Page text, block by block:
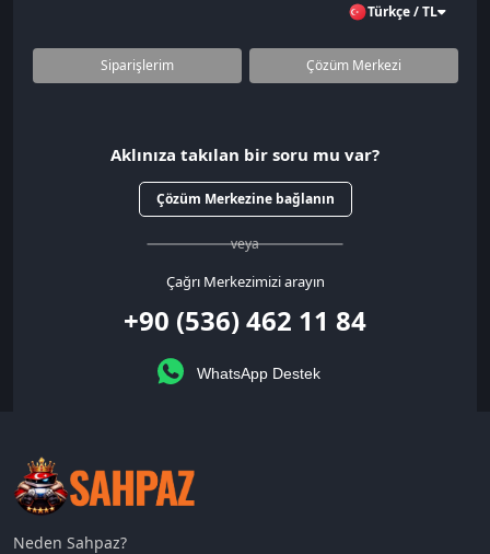
Türkçe / TL
Siparişlerim Çözüm Merkezi
Aklınıza takılan bir soru mu var?
Çözüm Merkezine bağlanın
veya
Çağrı Merkezimizi arayın
+90 (536) 462 11 84
WhatsApp Destek
Neden Sahpaz?